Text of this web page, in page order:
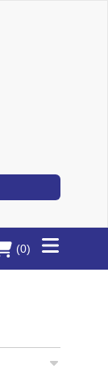
(0)
Toggle
menu